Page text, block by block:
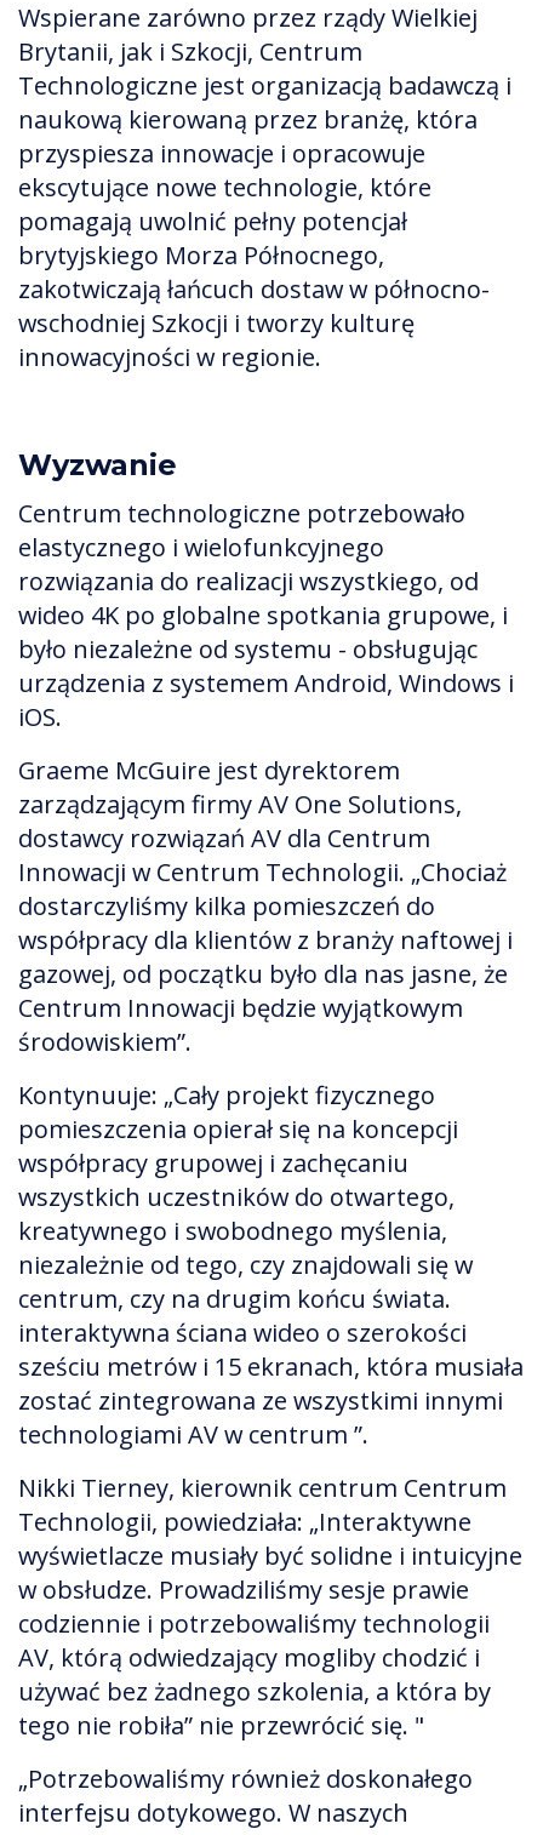
Wspierane zarówno przez rządy Wielkiej
Brytanii, jak i Szkocji, Centrum
Technologiczne jest organizacją badawczą i
naukową kierowaną przez branżę, która
przyspiesza innowacje i opracowuje
ekscytujące nowe technologie, które
pomagają uwolnić pełny potencjał
brytyjskiego Morza Północnego,
zakotwiczają łańcuch dostaw w północno-
wschodniej Szkocji i tworzy kulturę
innowacyjności w regionie.
Wyzwanie
Centrum technologiczne potrzebowało
elastycznego i wielofunkcyjnego
rozwiązania do realizacji wszystkiego, od
wideo 4K po globalne spotkania grupowe, i
było niezależne od systemu - obsługując
urządzenia z systemem Android, Windows i
iOS.
Graeme McGuire jest dyrektorem
zarządzającym firmy AV One Solutions,
dostawcy rozwiązań AV dla Centrum
Innowacji w Centrum Technologii. „Chociaż
dostarczyliśmy kilka pomieszczeń do
współpracy dla klientów z branży naftowej i
gazowej, od początku było dla nas jasne, że
Centrum Innowacji będzie wyjątkowym
środowiskiem”.
Kontynuuje: „Cały projekt fizycznego
pomieszczenia opierał się na koncepcji
współpracy grupowej i zachęcaniu
wszystkich uczestników do otwartego,
kreatywnego i swobodnego myślenia,
niezależnie od tego, czy znajdowali się w
centrum, czy na drugim końcu świata.
interaktywna ściana wideo o szerokości
sześciu metrów i 15 ekranach, która musiała
zostać zintegrowana ze wszystkimi innymi
technologiami AV w centrum ”.
Nikki Tierney, kierownik centrum Centrum
Technologii, powiedziała: „Interaktywne
wyświetlacze musiały być solidne i intuicyjne
w obsłudze. Prowadziliśmy sesje prawie
codziennie i potrzebowaliśmy technologii
AV, którą odwiedzający mogliby chodzić i
używać bez żadnego szkolenia, a która by
tego nie robiła” nie przewrócić się. "
„Potrzebowaliśmy również doskonałego
interfejsu dotykowego. W naszych